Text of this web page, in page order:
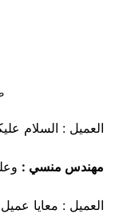
العميل : السلام
مهندس منسي :
العميل : معايا